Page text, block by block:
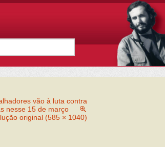
vão à luta contra
nesse 15 de março
original (585 × 1040)